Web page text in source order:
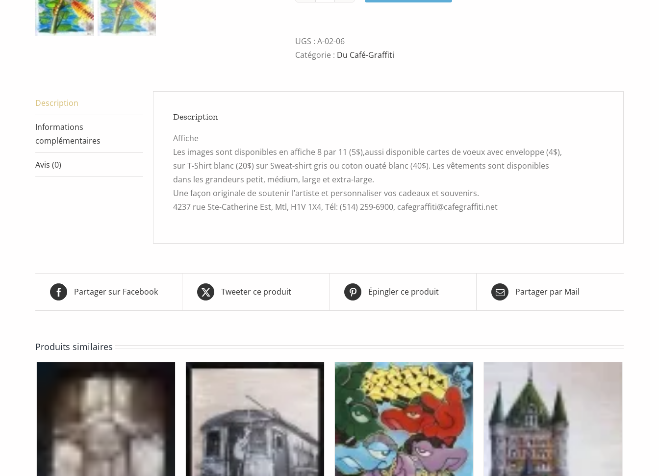
UGS : A-02-06
Catégorie : Du Café-Graffiti
Description
Informations
complémentaires
Avis (0)
Description
Affiche
Les images sont disponibles en affiche 8 par 11 (5$),aussi disponible cartes de voeux avec enveloppe (4$),
sur T-Shirt blanc (20$) sur Sweat-shirt gris ou coton ouaté blanc (40$). Les vêtements sont disponibles
dans les grandeurs petit, médium, large et extra-large.
Une façon originale de soutenir l’artiste et personnaliser vos cadeaux et souvenirs.
4237 rue Ste-Catherine Est, Mtl, H1V 1X4, Tél: (514) 259-6900, cafegraffiti@cafegraffiti.net
Partager sur Facebook Tweeter ce produit Épingler ce produit Partager par Mail
Produits similaires